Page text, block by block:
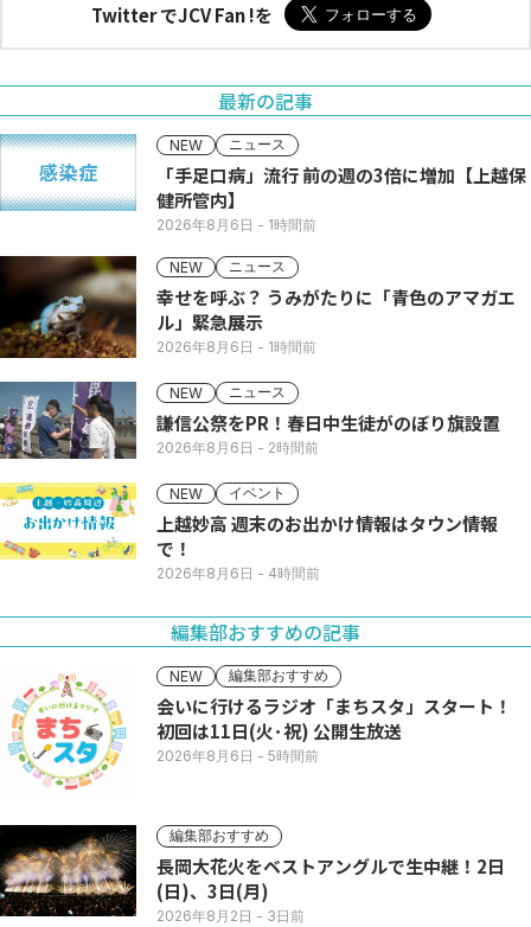
Twitter でJCV Fan !を
最新の記事
NEW ニュース
「手足口病」流行 前の週の3倍に増加【上越保
健所管内】
2026年8月6日 - 1時間前
NEW ニュース
幸せを呼ぶ？ うみがたりに「青色のアマガエ
ル」緊急展示
2026年8月6日 - 1時間前
NEW ニュース
謙信公祭をPR！春日中生徒がのぼり旗設置
2026年8月6日 - 2時間前
NEW イベント
上越妙高 週末のお出かけ情報はタウン情報
で！
2026年8月6日 - 4時間前
編集部おすすめの記事
NEW 編集部おすすめ
会いに行けるラジオ「まちスタ」スタート！
初回は11日(火･祝) 公開生放送
2026年8月6日 - 5時間前
編集部おすすめ
長岡大花火をベストアングルで生中継！2日
(日)、3日(月)
2026年8月2日 - 3日前